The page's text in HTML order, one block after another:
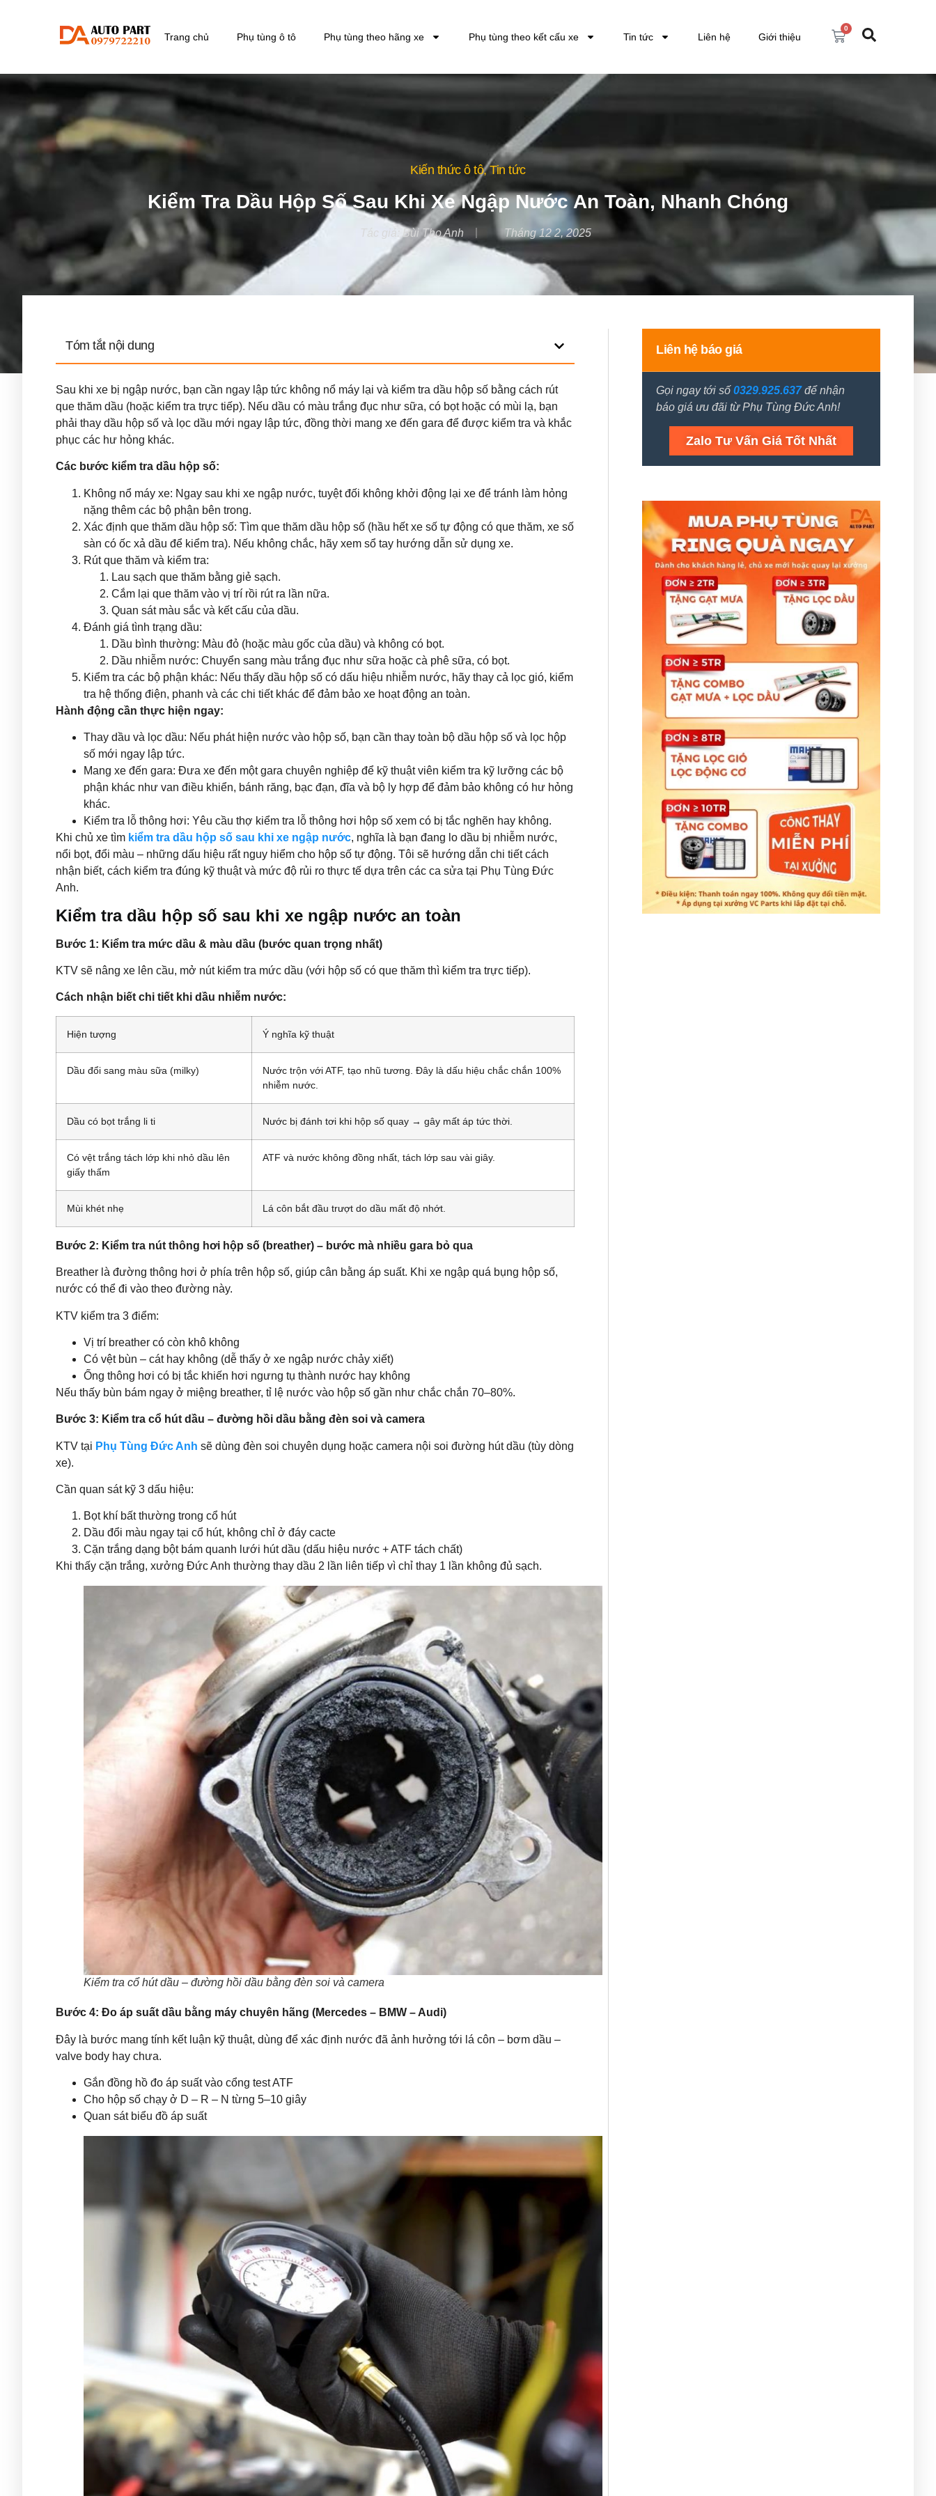
Trang chủ Phụ tùng ô tô Phụ tùng theo hãng xe Phụ tùng theo kết cấu xe Tin tức Liên hệ Giới thiệu
0
Kiến thức ô tô,Tin tức
Kiểm Tra Dầu Hộp Số Sau Khi Xe Ngập Nước An Toàn, Nhanh Chóng
Tác giả: Bùi Thọ Anh Tháng 12 2, 2025
Tóm tắt nội dung
Sau khi xe bị ngập nước, bạn cần ngay lập tức không nổ máy lại và kiểm tra dầu hộp số bằng cách rút
que thăm dầu (hoặc kiểm tra trực tiếp). Nếu dầu có màu trắng đục như sữa, có bọt hoặc có mùi lạ, bạn
phải thay dầu hộp số và lọc dầu mới ngay lập tức, đồng thời mang xe đến gara để được kiểm tra và khắc
phục các hư hỏng khác.
Các bước kiểm tra dầu hộp số:
Không nổ máy xe: Ngay sau khi xe ngập nước, tuyệt đối không khởi động lại xe để tránh làm hỏng
nặng thêm các bộ phận bên trong.
Xác định que thăm dầu hộp số: Tìm que thăm dầu hộp số (hầu hết xe số tự động có que thăm, xe số
sàn có ốc xả dầu để kiểm tra). Nếu không chắc, hãy xem sổ tay hướng dẫn sử dụng xe.
Rút que thăm và kiểm tra:
Lau sạch que thăm bằng giẻ sạch.
Cắm lại que thăm vào vị trí rồi rút ra lần nữa.
Quan sát màu sắc và kết cấu của dầu.
Đánh giá tình trạng dầu:
Dầu bình thường: Màu đỏ (hoặc màu gốc của dầu) và không có bọt.
Dầu nhiễm nước: Chuyển sang màu trắng đục như sữa hoặc cà phê sữa, có bọt.
Kiểm tra các bộ phận khác: Nếu thấy dầu hộp số có dấu hiệu nhiễm nước, hãy thay cả lọc gió, kiểm
tra hệ thống điện, phanh và các chi tiết khác để đảm bảo xe hoạt động an toàn.
Hành động cần thực hiện ngay:
Thay dầu và lọc dầu: Nếu phát hiện nước vào hộp số, bạn cần thay toàn bộ dầu hộp số và lọc hộp
số mới ngay lập tức.
Mang xe đến gara: Đưa xe đến một gara chuyên nghiệp để kỹ thuật viên kiểm tra kỹ lưỡng các bộ
phận khác như van điều khiển, bánh răng, bạc đạn, đĩa và bộ ly hợp để đảm bảo không có hư hỏng
khác.
Kiểm tra lỗ thông hơi: Yêu cầu thợ kiểm tra lỗ thông hơi hộp số xem có bị tắc nghẽn hay không.
Khi chủ xe tìm kiểm tra dầu hộp số sau khi xe ngập nước, nghĩa là bạn đang lo dầu bị nhiễm nước,
nổi bọt, đổi màu – những dấu hiệu rất nguy hiểm cho hộp số tự động. Tôi sẽ hướng dẫn chi tiết cách
nhận biết, cách kiểm tra đúng kỹ thuật và mức độ rủi ro thực tế dựa trên các ca sửa tại Phụ Tùng Đức
Anh.
Kiểm tra dầu hộp số sau khi xe ngập nước an toàn
Bước 1: Kiểm tra mức dầu & màu dầu (bước quan trọng nhất)
KTV sẽ nâng xe lên cầu, mở nút kiểm tra mức dầu (với hộp số có que thăm thì kiểm tra trực tiếp).
Cách nhận biết chi tiết khi dầu nhiễm nước:
Hiện tượng Ý nghĩa kỹ thuật
Dầu đổi sang màu sữa (milky)
Nước trộn với ATF, tạo nhũ tương. Đây là dấu hiệu chắc chắn 100%
nhiễm nước.
Dầu có bọt trắng li ti Nước bị đánh tơi khi hộp số quay → gây mất áp tức thời.
Có vệt trắng tách lớp khi nhỏ dầu lên
giấy thấm
ATF và nước không đồng nhất, tách lớp sau vài giây.
Mùi khét nhẹ Lá côn bắt đầu trượt do dầu mất độ nhớt.
Bước 2: Kiểm tra nút thông hơi hộp số (breather) – bước mà nhiều gara bỏ qua
Breather là đường thông hơi ở phía trên hộp số, giúp cân bằng áp suất. Khi xe ngập quá bụng hộp số,
nước có thể đi vào theo đường này.
KTV kiểm tra 3 điểm:
Vị trí breather có còn khô không
Có vệt bùn – cát hay không (dễ thấy ở xe ngập nước chảy xiết)
Ống thông hơi có bị tắc khiến hơi ngưng tụ thành nước hay không
Nếu thấy bùn bám ngay ở miệng breather, tỉ lệ nước vào hộp số gần như chắc chắn 70–80%.
Bước 3: Kiểm tra cổ hút dầu – đường hồi dầu bằng đèn soi và camera
KTV tại Phụ Tùng Đức Anh sẽ dùng đèn soi chuyên dụng hoặc camera nội soi đường hút dầu (tùy dòng
xe).
Cần quan sát kỹ 3 dấu hiệu:
Bọt khí bất thường trong cổ hút
Dầu đổi màu ngay tại cổ hút, không chỉ ở đáy cacte
Cặn trắng dạng bột bám quanh lưới hút dầu (dấu hiệu nước + ATF tách chất)
Khi thấy cặn trắng, xưởng Đức Anh thường thay dầu 2 lần liên tiếp vì chỉ thay 1 lần không đủ sạch.
Kiểm tra cổ hút dầu – đường hồi dầu bằng đèn soi và camera
Bước 4: Đo áp suất dầu bằng máy chuyên hãng (Mercedes – BMW – Audi)
Đây là bước mang tính kết luận kỹ thuật, dùng để xác định nước đã ảnh hưởng tới lá côn – bơm dầu –
valve body hay chưa.
Gắn đồng hồ đo áp suất vào cổng test ATF
Cho hộp số chạy ở D – R – N từng 5–10 giây
Quan sát biểu đồ áp suất
Liên hệ báo giá
Gọi ngay tới số0329.925.637để nhận
báo giá ưu đãi từ Phụ Tùng Đức Anh!
Zalo Tư Vấn Giá Tốt Nhất